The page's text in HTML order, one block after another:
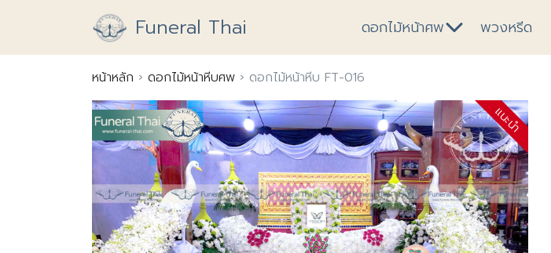
content
Funeral Thai ดอกไม้หน้าศพ พวงหรีด
หน้าหลัก › ดอกไม้หน้าหีบศพ › ดอกไม้หน้าหีบ FT-016
แนะนำ